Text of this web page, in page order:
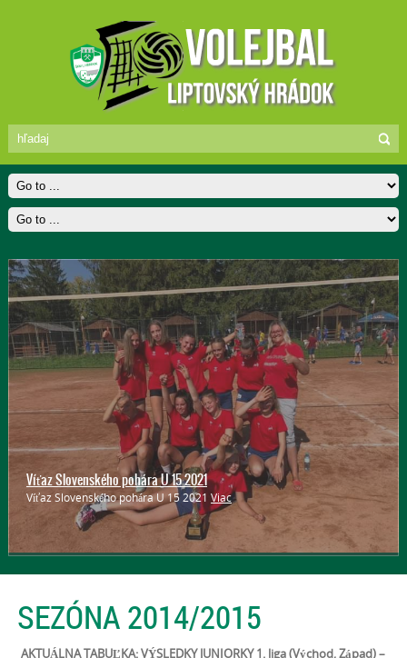
Hľadáme talenty
Páči sa ti volejbal? Chcela by si sa ho naučiť? Máš 8 až 11 rokov alebo
sa ti zdá, že si príliš vysoká? Tak sa príď pozrieť a povedz to aj svojim
kamarátkam! Ideálny šport = VOLEJBAL
Víťaz Slovenského pohára U 15 2021
Víťaz Slovenského pohára U 15 2021 Viac
SEZÓNA 2014/2015
AKTUÁLNA TABUĽKA: VÝSLEDKY JUNIORKY 1. liga (Východ, Západ) –